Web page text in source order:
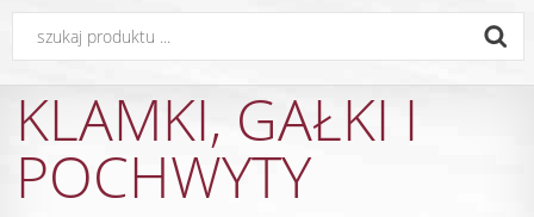
KLAMKI, GAŁKI I
POCHWYTY